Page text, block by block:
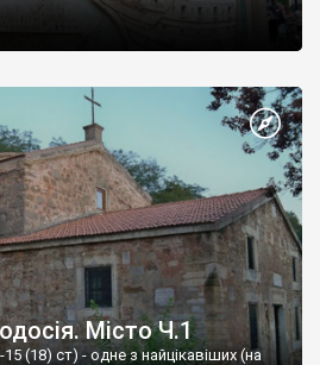
Місто Ч.1
(18) ст) - одне з найцікавіших (на